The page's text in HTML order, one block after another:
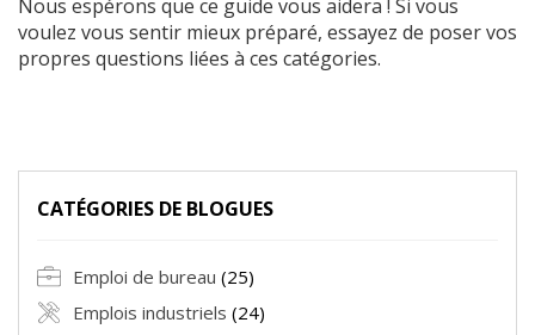
Nous espérons que ce guide vous aidera ! Si vous
voulez vous sentir mieux préparé, essayez de poser vos
propres questions liées à ces catégories.
CATÉGORIES DE BLOGUES
Emploi de bureau (25)
Emplois industriels (24)